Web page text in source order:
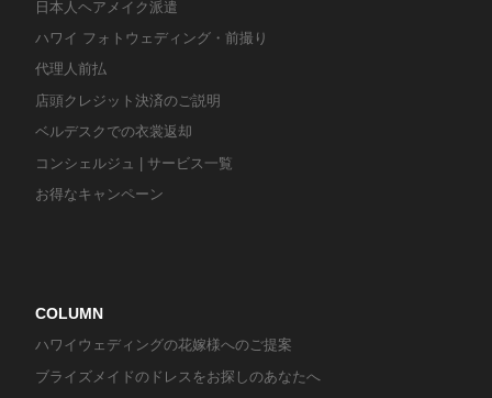
日本人ヘアメイク派遣
ハワイ フォトウェディング・前撮り
代理人前払
店頭クレジット決済のご説明
ベルデスクでの衣裳返却
コンシェルジュ | サービス一覧
お得なキャンペーン
COLUMN
ハワイウェディングの花嫁様へのご提案
ブライズメイドのドレスをお探しのあなたへ